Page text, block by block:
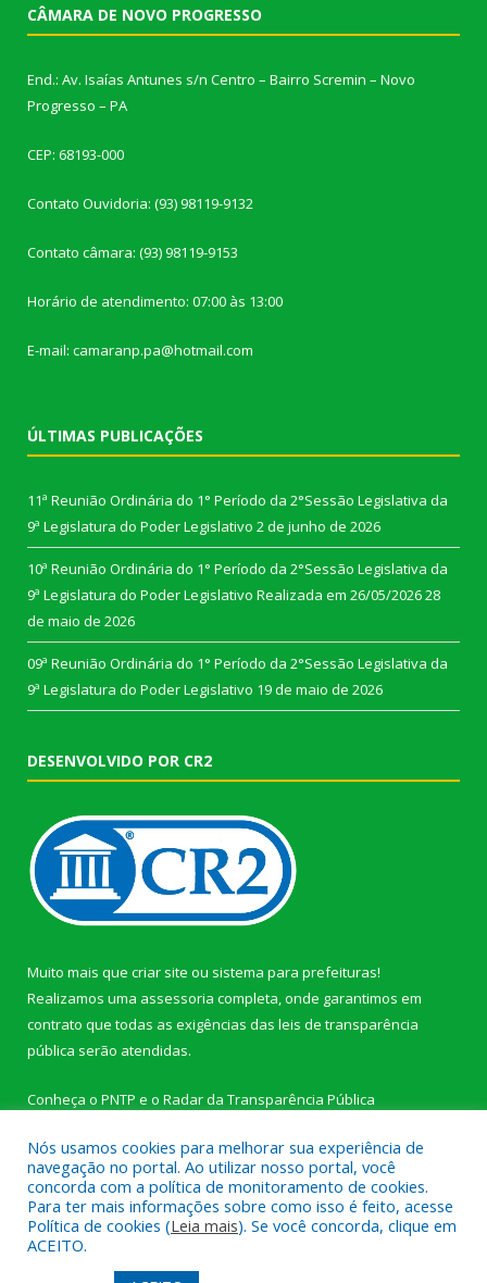
CÂMARA DE NOVO PROGRESSO
End.: Av. Isaías Antunes s/n Centro – Bairro Scremin – Novo
Progresso – PA
CEP: 68193-000
Contato Ouvidoria: (93) 98119-9132
Contato câmara: (93) 98119-9153
Horário de atendimento: 07:00 às 13:00
E-mail: camaranp.pa@hotmail.com
ÚLTIMAS PUBLICAÇÕES
11ª Reunião Ordinária do 1° Período da 2°Sessão Legislativa da
9ª Legislatura do Poder Legislativo 2 de junho de 2026
10ª Reunião Ordinária do 1° Período da 2°Sessão Legislativa da
9ª Legislatura do Poder Legislativo Realizada em 26/05/202628
de maio de 2026
09ª Reunião Ordinária do 1° Período da 2°Sessão Legislativa da
9ª Legislatura do Poder Legislativo 19 de maio de 2026
DESENVOLVIDO POR CR2
Muito mais que criar site ou sistema para prefeituras!
Realizamos uma assessoria completa, onde garantimos em
contrato que todas as exigências das leis de transparência
pública serão atendidas.
Conheça o PNTP e o Radar da Transparência Pública
Todos os direitos reservados a Câmara Municipal de Novo
Progresso.
Nós usamos cookies para melhorar sua experiência de
navegação no portal. Ao utilizar nosso portal, você
concorda com a política de monitoramento de cookies.
Para ter mais informações sobre como isso é feito, acesse
Política de cookies (Leia mais). Se você concorda, clique em
ACEITO.